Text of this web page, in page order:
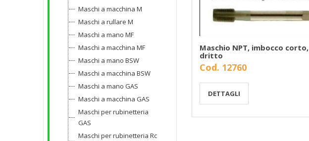
Maschio NPT, imbocco corto,
dritto
Cod. 12760
DETTAGLI
Maschi a macchina M
Maschi a rullare M
Maschi a mano MF
Maschi a macchina MF
Maschi a mano BSW
Maschi a macchina BSW
Maschi a mano GAS
Maschi a macchina GAS
Maschi per rubinetteria
GAS
Maschi per rubinetteria Rc